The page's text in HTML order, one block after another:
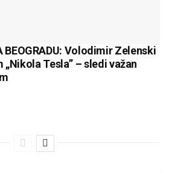
BEOGRADU: Volodimir Zelenski
Tesla” – sledi važan